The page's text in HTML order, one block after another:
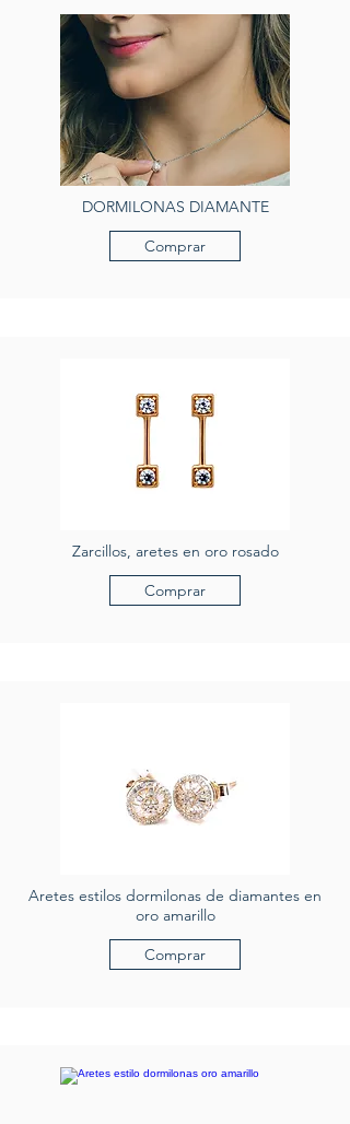
DORMILONAS DIAMANTE
Comprar
Zarcillos, aretes en oro rosado
Comprar
Aretes estilos dormilonas de diamantes en
oro amarillo
Comprar